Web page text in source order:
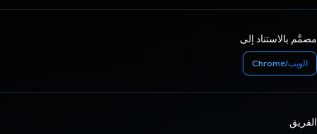
مصمَّم بالاستناد إلى
الويب/Chrome
الفريق